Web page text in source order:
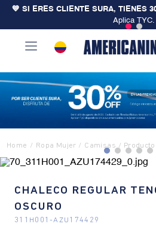
💙 SI ERES CLIENTE SURA, TIENES
Aplica TYC.
Ropa Mujer Camisas
CHALECO REGULAR
OSCURO
311H001-AZU174429